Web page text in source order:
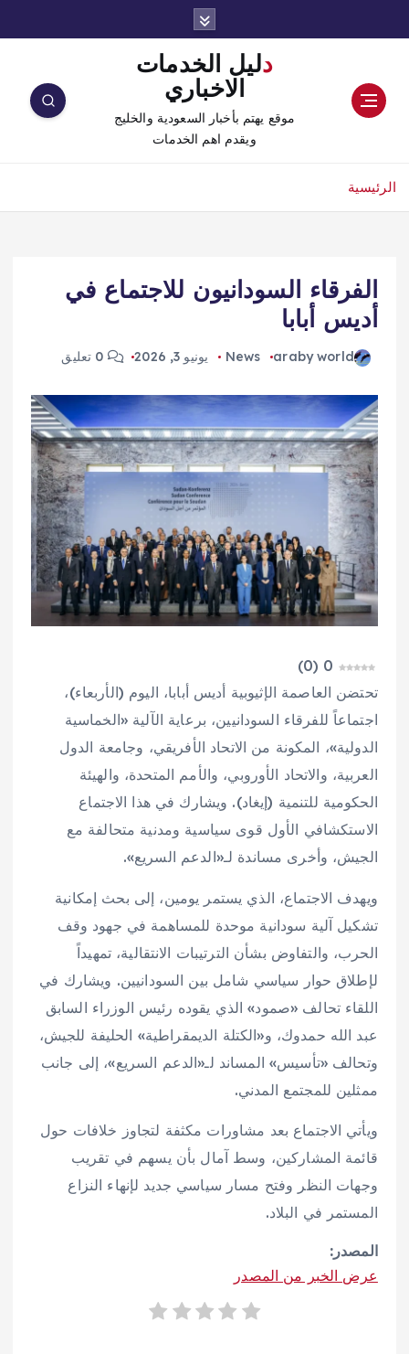
دليل الخدمات
الاخباري
موقع يهتم بأخبار السعودية والخليج
ويقدم اهم الخدمات
الرئيسية
الفرقاء السودانيون للاجتماع في
أديس أبابا
araby world
News يونيو 3, 2026
0
(
0
)
تحتضن العاصمة الإثيوبية أديس أبابا، اليوم (الأربعاء)،
اجتماعاً للفرقاء السودانيين، برعاية الآلية «الخماسية
الدولية»، المكونة من الاتحاد الأفريقي، وجامعة الدول
العربية، والاتحاد الأوروبي، والأمم المتحدة، والهيئة
الحكومية للتنمية (إيغاد). ويشارك في هذا الاجتماع
الاستكشافي الأول قوى سياسية ومدنية متحالفة مع
الجيش، وأخرى مساندة لـ«الدعم السريع».
ويهدف الاجتماع، الذي يستمر يومين، إلى بحث إمكانية
تشكيل آلية سودانية موحدة للمساهمة في جهود وقف
الحرب، والتفاوض بشأن الترتيبات الانتقالية، تمهيداً
لإطلاق حوار سياسي شامل بين السودانيين. ويشارك في
اللقاء تحالف «صمود» الذي يقوده رئيس الوزراء السابق
عبد الله حمدوك، و«الكتلة الديمقراطية» الحليفة للجيش،
وتحالف «تأسيس» المساند لـ«الدعم السريع»، إلى جانب
ممثلين للمجتمع المدني.
ويأتي الاجتماع بعد مشاورات مكثفة لتجاوز خلافات حول
قائمة المشاركين، وسط آمال بأن يسهم في تقريب
وجهات النظر وفتح مسار سياسي جديد لإنهاء النزاع
المستمر في البلاد.
المصدر:
عرض الخبر من المصدر